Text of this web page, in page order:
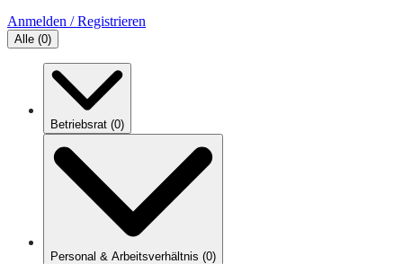
Anmelden / Registrieren
Alle (0)
Betriebsrat (0)
Personal & Arbeitsverhältnis (0)